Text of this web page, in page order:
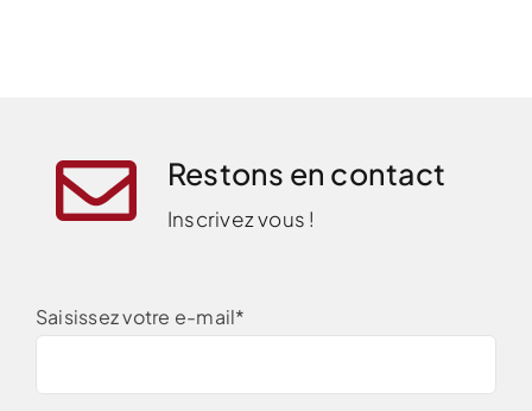
Restons en contact
Inscrivez vous !
Saisissez votre e-mail*